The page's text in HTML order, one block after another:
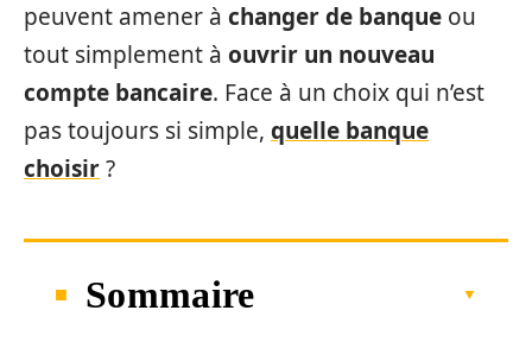
peuvent amener à changer de banque ou
tout simplement à ouvrir un nouveau
compte bancaire. Face à un choix qui n’est
pas toujours si simple, quelle banque
choisir?
Sommaire